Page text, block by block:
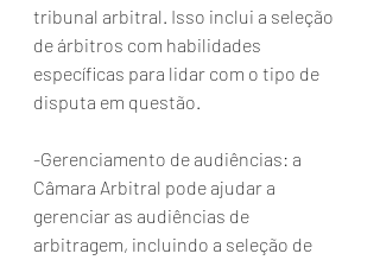
tribunal arbitral. Isso inclui a seleção
de árbitros com habilidades
específicas para lidar com o tipo de
disputa em questão.
-Gerenciamento de audiências: a
Câmara Arbitral pode ajudar a
gerenciar as audiências de
arbitragem, incluindo a seleção de